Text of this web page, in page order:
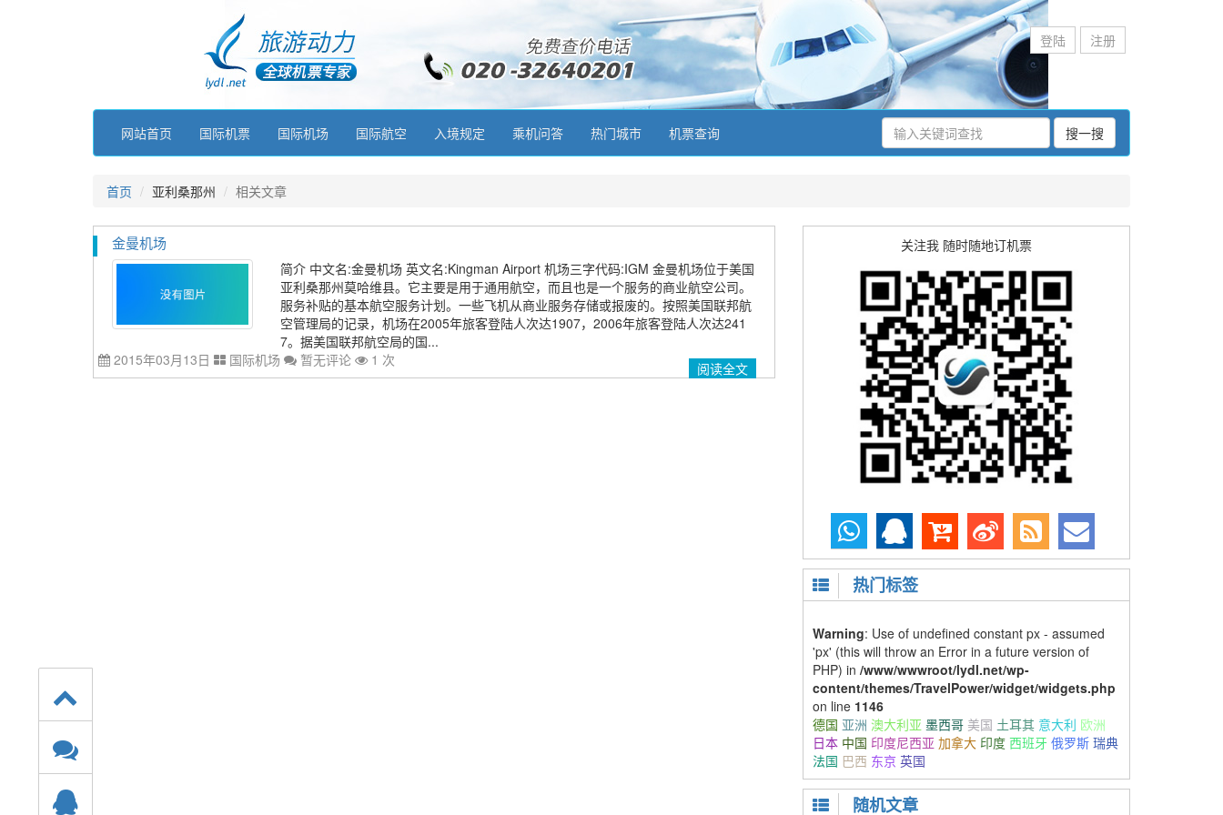
登陆 注册
网站首页 国际机票 国际机场 国际航空 入境规定 乘机问答 热门城市 机票查询 搜一搜
首页 亚利桑那州 相关文章
金曼机场
简介 中文名:金曼机场 英文名:Kingman Airport 机场三字代码:IGM 金曼机场位于美国
亚利桑那州莫哈维县。它主要是用于通用航空，而且也是一个服务的商业航空公司。
服务补贴的基本航空服务计划。一些飞机从商业服务存储或报废的。按照美国联邦航
空管理局的记录，机场在2005年旅客登陆人次达1907，2006年旅客登陆人次达241
7。据美国联邦航空局的国...
2015年03月13日
国际机场 暂无评论 1 次 阅读全文
关注我 随时随地订机票
热门标签
Warning: Use of undefined constant px - assumed
'px' (this will throw an Error in a future version of
PHP) in /www/wwwroot/lydl.net/wp-
content/themes/TravelPower/widget/widgets.php
on line 1146
德国 亚洲 澳大利亚 墨西哥 美国 土耳其 意大利 欧洲
日本 中国 印度尼西亚 加拿大 印度 西班牙 俄罗斯 瑞典
法国 巴西 东京 英国
随机文章